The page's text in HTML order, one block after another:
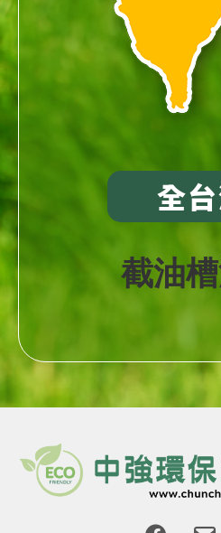
全
截油